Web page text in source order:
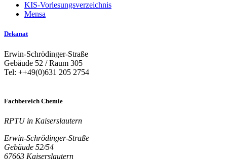
KIS-Vorlesungsverzeichnis
Mensa
Dekanat
Erwin-Schrödinger-Straße
Gebäude 52 / Raum 305
Tel: ++49(0)631 205 2754
Fachbereich Chemie
RPTU in Kaiserslautern
Erwin-Schrödinger-Straße
Gebäude 52/54
67663 Kaiserslautern